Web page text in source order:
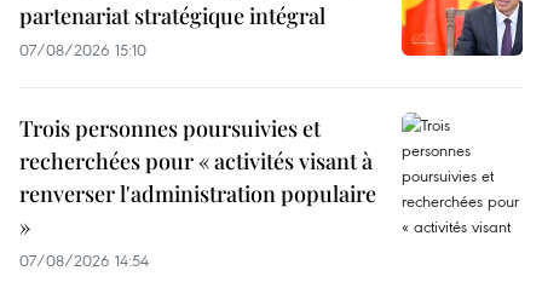
partenariat stratégique intégral
07/08/2026 15:10
Trois personnes poursuivies et
recherchées pour « activités visant à
renverser l'administration populaire
»
07/08/2026 14:54